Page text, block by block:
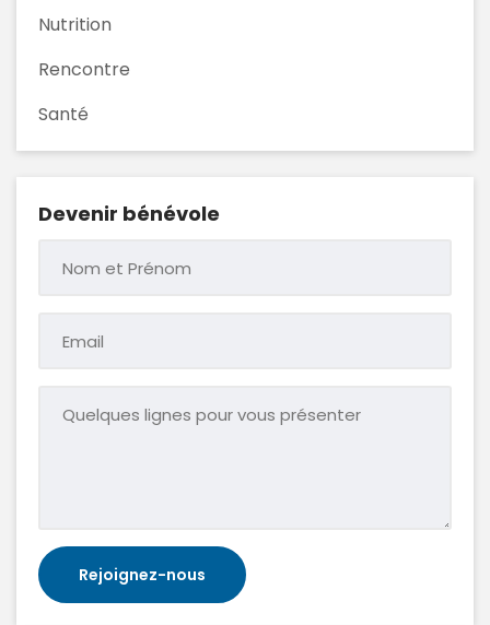
Nutrition
Rencontre
Santé
Devenir bénévole